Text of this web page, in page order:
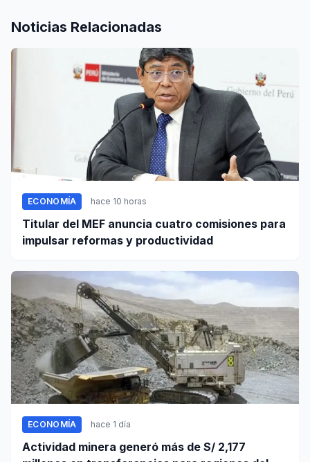
Noticias Relacionadas
ECONOMÍA hace 10 horas
Titular del MEF anuncia cuatro comisiones para
impulsar reformas y productividad
ECONOMÍA hace 1 día
Actividad minera generó más de S/ 2,177